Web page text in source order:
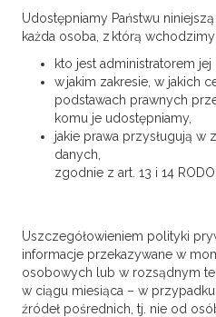
Udostępniamy Państwu
każda osoba, z którą wchodzimy
kto jest administratorem
w jakim zakresie, w jakich
podstawach prawnych
komu je udostępniamy,
jakie prawa przysługują w
danych,
zgodnie z art. 13 i 14 RODO.
Uszczegółowieniem polityki
informacje przekazywane w
osobowych lub w rozsądnym
w ciągu miesiąca – w
źródeł pośrednich, tj. nie od